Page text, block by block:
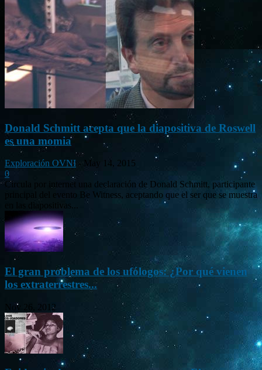
Donald Schmitt acepta que la diapositiva de Roswell
es una momia
Exploración OVNI - May 14, 2015
0
Circula por internet una declaración de Donald Schmitt, participante
principal del evento Be Witness, aceptando que el ser que se muestra
en las diapositivas...
El gran problema de los ufólogos: ¿Por qué vienen
los extraterrestres...
Nov 26, 2012